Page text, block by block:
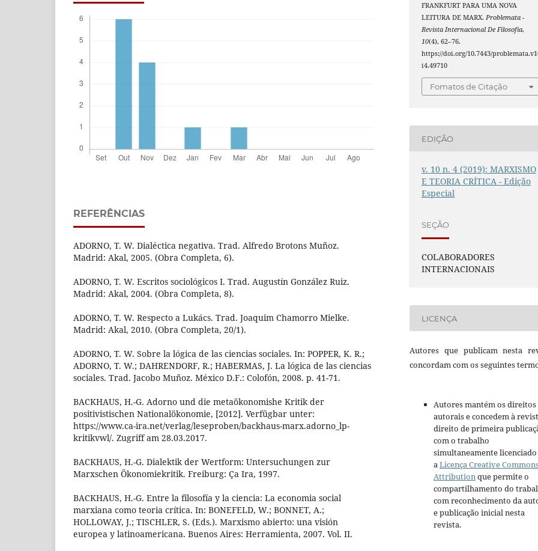
REFERÊNCIAS
ADORNO, T. W. Dialéctica negativa. Trad. Alfredo Brotons Muñoz.
Madrid: Akal, 2005. (Obra Completa, 6).
ADORNO, T. W. Escritos sociológicos I. Trad. Augustín González Ruiz.
Madrid: Akal, 2004. (Obra Completa, 8).
ADORNO, T. W. Respecto a Lukács. Trad. Joaquim Chamorro Mielke.
Madrid: Akal, 2010. (Obra Completa, 20/1).
ADORNO, T. W. Sobre la lógica de las ciencias sociales. In: POPPER, K. R.;
ADORNO, T. W.; DAHRENDORF, R.; HABERMAS, J. La lógica de las ciencias
sociales. Trad. Jacobo Muñoz. México D.F.: Colofón, 2008. p. 41-71.
BACKHAUS, H.-G. Adorno und die metaökonomishe Kritik der
positivistischen Nationalökonomie, [2012]. Verfügbar unter:
https://www.ca-ira.net/verlag/leseproben/backhaus-marx.adorno_lp-
kritikvwl/. Zugriff am 28.03.2017.
BACKHAUS, H.-G. Dialektik der Wertform: Untersuchungen zur
Marxschen Ökonomiekritik. Freiburg: Ça Ira, 1997.
BACKHAUS, H.-G. Entre la filosofía y la ciencia: La economia social
marxiana como teoria crítica. In: BONEFELD, W.; BONNET, A.;
HOLLOWAY, J.; TISCHLER, S. (Eds.). Marxismo abierto: una visión
europea y latinoamericana. Buenos Aires: Herramienta, 2007. Vol. II.
FRANKFURT PARA UMA NOVA
LEITURA DE MARX. Problemata -
Revista Internacional De Filosofia,
10(4), 62–76.
https://doi.org/10.7443/
i4.49710
Fomatos de Citação
EDIÇÃO
v. 10 n. 4 (2019): MARXISMO
E TEORIA CRÍTICA - Edição
Especial
SEÇÃO
COLABORADORES
INTERNACIONAIS
LICENÇA
Autores que publicam nesta
concordam com os seguintes
Autores mantém os direitos
autorais e concedem à
direito de primeira
com o trabalho
simultaneamente
aLicença Creative
Attributionque permite o
compartilhamento do
com reconhecimento da
e publicação inicial nesta
revista.